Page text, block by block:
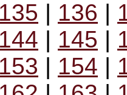
135 | 136 |
144 | 145 |
153 | 154 |